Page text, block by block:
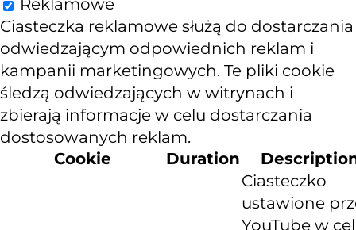
Reklamowe
Ciasteczka reklamowe służą do dostarczania
odwiedzającym odpowiednich reklam i
kampanii marketingowych. Te pliki cookie
śledzą odwiedzających w witrynach i
zbierają informacje w celu dostarczania
dostosowanych reklam.
Cookie
Duration
Ciasteczko
ustawione
YouTube w